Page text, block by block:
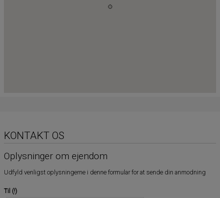
KONTAKT OS
Oplysninger om ejendom
Udfyld venligst oplysningerne i denne formular for at sende din anmodning
Til